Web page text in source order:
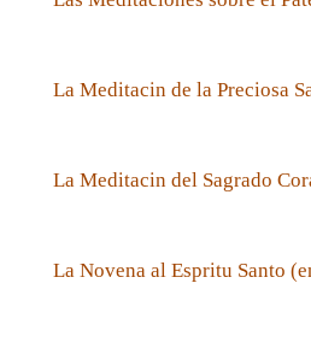
La Meditacin de la Preciosa
La Meditacin del Sagrado
La Novena al Espritu Santo